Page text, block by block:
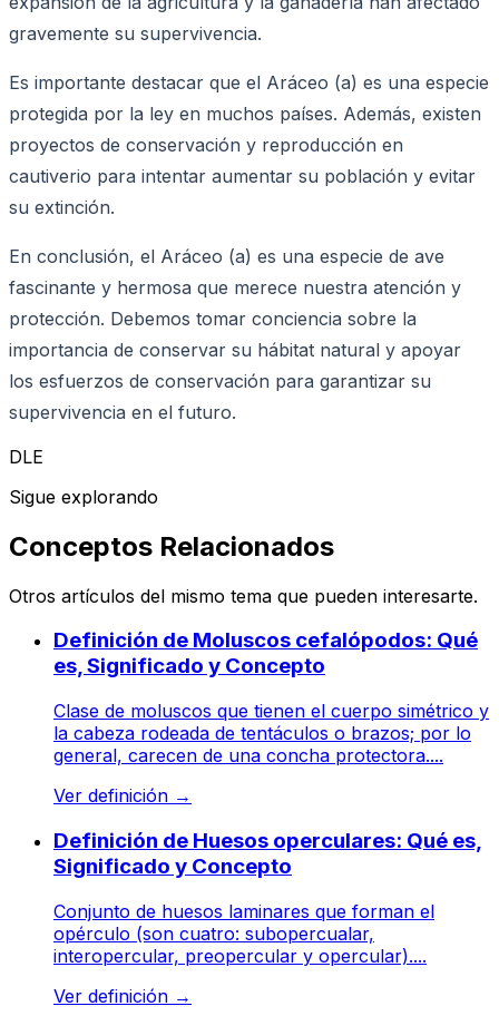
gravemente su supervivencia.
Es importante destacar que el Aráceo (a) es una especie
protegida por la ley en muchos países. Además, existen
proyectos de conservación y reproducción en
cautiverio para intentar aumentar su población y evitar
su extinción.
En conclusión, el Aráceo (a) es una especie de ave
fascinante y hermosa que merece nuestra atención y
protección. Debemos tomar conciencia sobre la
importancia de conservar su hábitat natural y apoyar
los esfuerzos de conservación para garantizar su
supervivencia en el futuro.
DLE
Sigue explorando
Conceptos Relacionados
Otros artículos del mismo tema que pueden interesarte.
Definición de Moluscos cefalópodos: Qué
es, Significado y Concepto
Clase de moluscos que tienen el cuerpo simétrico y
la cabeza rodeada de tentáculos o brazos; por lo
general, carecen de una concha protectora....
Ver definición →
Definición de Huesos operculares: Qué es,
Significado y Concepto
Conjunto de huesos laminares que forman el
opérculo (son cuatro: subopercualar,
interopercular, preopercular y opercular)....
Ver definición →